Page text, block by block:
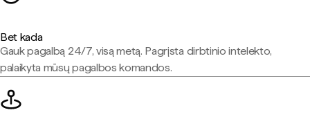
Bet kada
Gauk pagalbą 24/7, visą metą. Pagrįsta dirbtinio intelekto,
palaikyta mūsų pagalbos komandos.